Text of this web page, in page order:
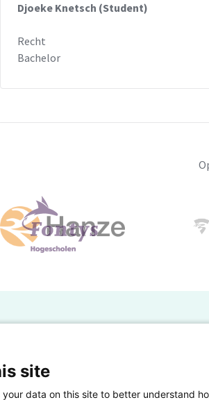
Djoeke Knetsch (Student)
Recht
Bachelor
Powered by SURF
Eigen
site
data on this site to better understand